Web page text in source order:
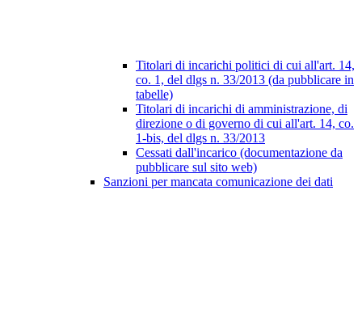
Titolari di incarichi politici di cui all'art. 14,
co. 1, del dlgs n. 33/2013 (da pubblicare in
tabelle)
Titolari di incarichi di amministrazione, di
direzione o di governo di cui all'art. 14, co.
1-bis, del dlgs n. 33/2013
Cessati dall'incarico (documentazione da
pubblicare sul sito web)
Sanzioni per mancata comunicazione dei dati